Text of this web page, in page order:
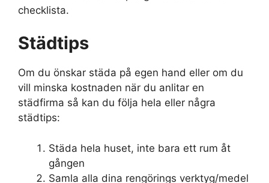
checklista.
Städtips
Om du önskar städa på egen hand eller om du
vill minska kostnaden när du anlitar en
städfirma så kan du följa hela eller några
städtips:
Städa hela huset, inte bara ett rum åt
gången
Samla alla dina rengörings verktyg/medel